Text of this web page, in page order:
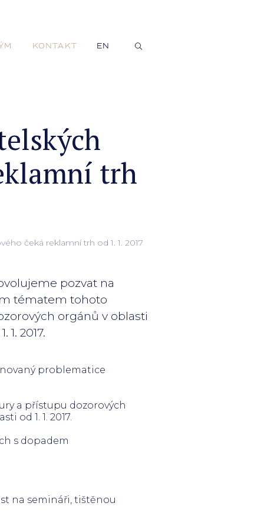
KONTAKT EN
trh
čeká reklamní trh od 1. 1. 2017
pozvat na
tématem tohoto
orgánů v oblasti
2017.
problematice
a přístupu dozorových
od 1. 1. 2017.
s dopadem
na semináři, tištěnou